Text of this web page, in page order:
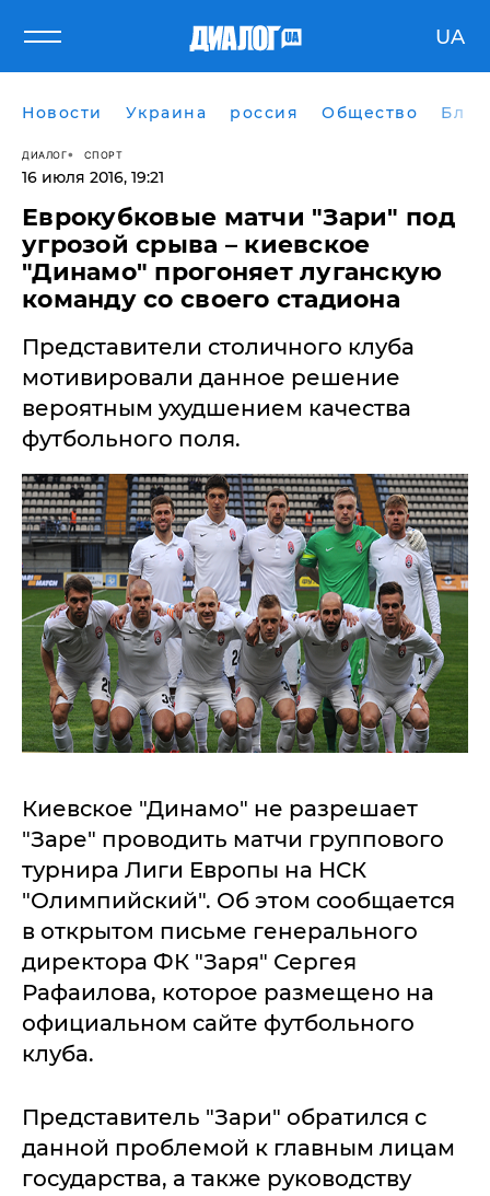
UA
Новости Украина россия Общество
ДИАЛОГ СПОРТ
16 июля 2016, 19:21
Еврокубковые матчи "Зари" под
угрозой срыва – киевское
"Динамо" прогоняет луганскую
команду со своего стадиона
Представители столичного клуба
мотивировали данное решение
вероятным ухудшением качества
футбольного поля.
Киевское "Динамо" не разрешает
"Заре" проводить матчи группового
турнира Лиги Европы на НСК
"Олимпийский". Об этом сообщается
в открытом письме генерального
директора ФК "Заря" Сергея
Рафаилова, которое размещено на
официальном сайте футбольного
клуба.
Представитель "Зари" обратился с
данной проблемой к главным лицам
государства, а также руководству